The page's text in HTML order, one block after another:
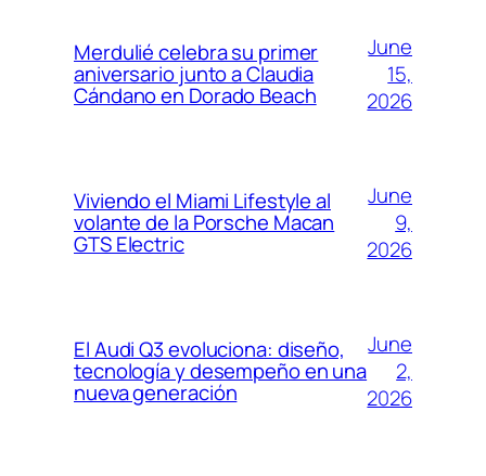
Merdulié celebra su primer
aniversario junto a Claudia
Cándano en Dorado Beach
June
15,
2026
Viviendo el Miami Lifestyle al
volante de la Porsche Macan
GTS Electric
June
9,
2026
El Audi Q3 evoluciona: diseño,
tecnología y desempeño en una
nueva generación
June
2,
2026